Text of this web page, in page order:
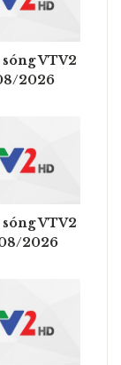
VTV2
2026
VTV2
2026